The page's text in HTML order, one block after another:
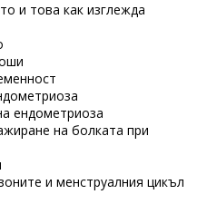
и това как изглежда
ендометриоза
на болката при
и менструалния цикъл